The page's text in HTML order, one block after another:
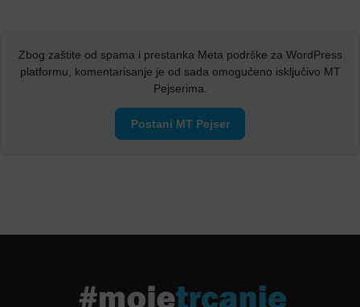
Zbog zaštite od spama i prestanka Meta podrške za WordPress
platformu, komentarisanje je od sada omogućeno isključivo MT
Pejserima.
Postani MT Pejser